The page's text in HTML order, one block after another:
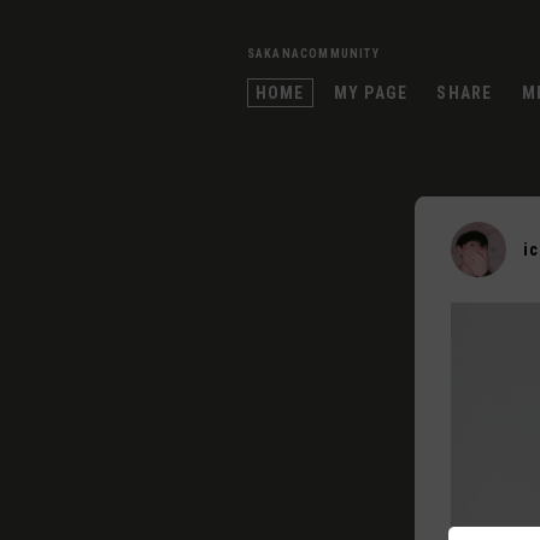
SAKANACOMMUNITY
HOME MY PAGE SHARE